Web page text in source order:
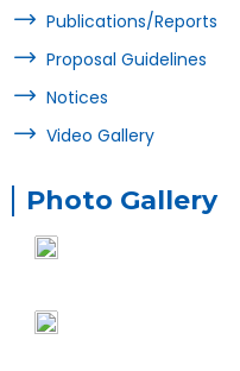
Publications/Reports
Proposal Guidelines
Notices
Video Gallery
Photo Gallery